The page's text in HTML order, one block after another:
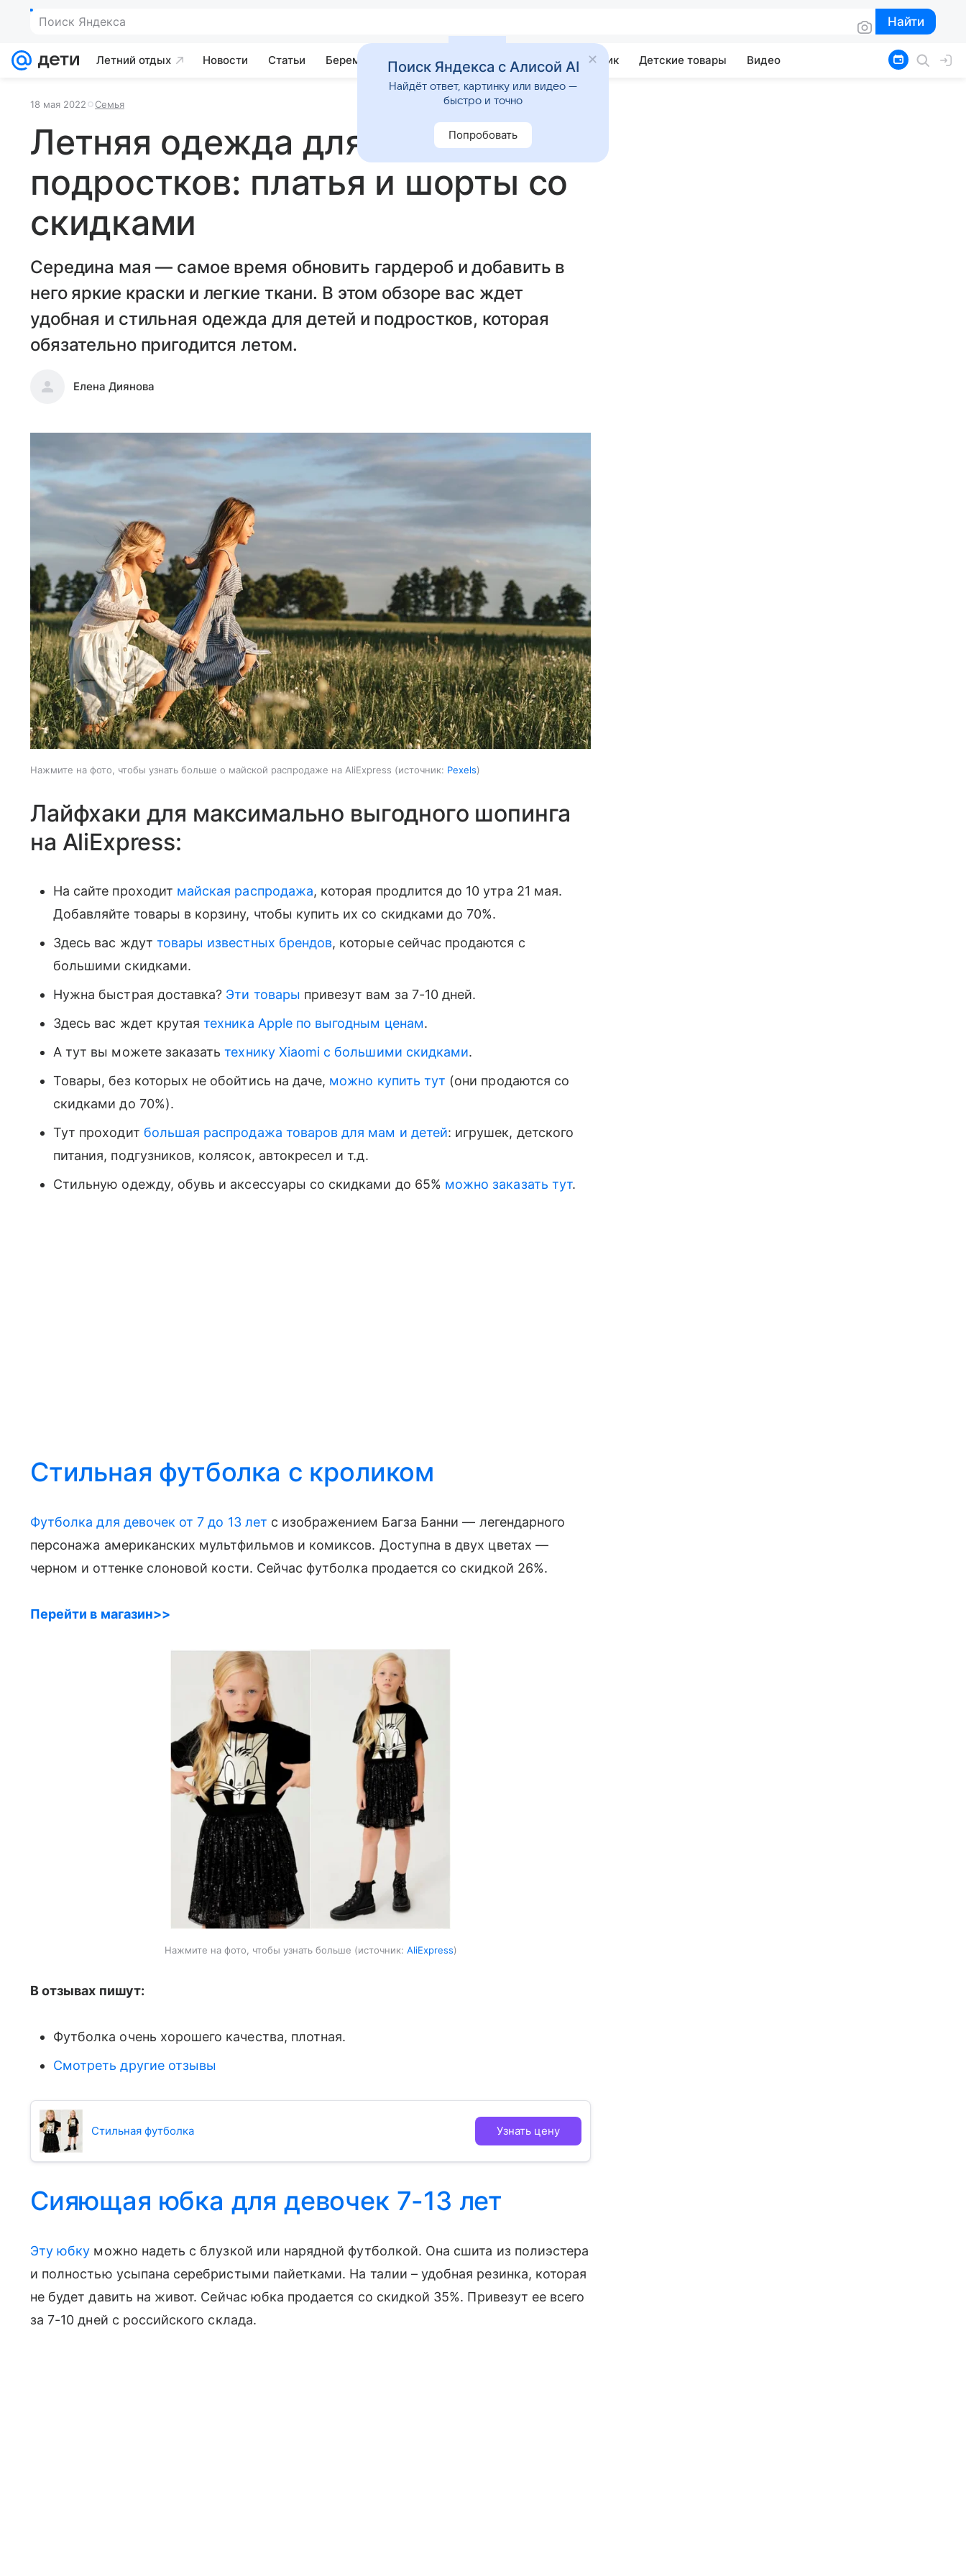
Поиск Яндекса Найти
Найти
Летний отдых Новости Статьи Беременность Развитие Почемучка Учебник Детские товары Видео
18 мая 2022 Семья
Летняя одежда для детей и
подростков: платья и шорты со
скидками
Середина мая — самое время обновить гардероб и добавить в
него яркие краски и легкие ткани. В этом обзоре вас ждет
удобная и стильная одежда для детей и подростков, которая
обязательно пригодится летом.
Елена Диянова
Нажмите на фото, чтобы узнать больше о майской распродаже на AliExpress источник: Pexels
Лайфхаки для максимально выгодного шопинга
на AliExpress:
На сайте проходит майская распродажа, которая продлится до 10 утра 21 мая.
Добавляйте товары в корзину, чтобы купить их со скидками до 70%.
Здесь вас ждут товары известных брендов, которые сейчас продаются с
большими скидками.
Нужна быстрая доставка? Эти товары привезут вам за 7-10 дней.
Здесь вас ждет крутаятехника Apple по выгодным ценам.
А тут вы можете заказатьтехнику Xiaomi с большими скидками.
Товары, без которых не обойтись на даче, можно купить тут (они продаются со
скидками до 70%).
Тут проходит большая распродажа товаров для мам и детей: игрушек, детского
питания, подгузников, колясок, автокресел и т.д.
Стильную одежду, обувь и аксессуары со скидками до 65% можно заказать тут.
Стильная футболка с кроликом
Футболка для девочек от 7 до 13 лет с изображением Багза Банни — легендарного
персонажа американских мультфильмов и комиксов. Доступна в двух цветах —
черном и оттенке слоновой кости. Сейчас футболка продается со скидкой 26%.
Перейти в магазин>>
Нажмите на фото, чтобы узнать больше источник: AliExpress
В отзывах пишут:
Футболка очень хорошего качества, плотная.
Смотреть другие отзывы
Стильная футболка Узнать цену
Сияющая юбка для девочек 7-13 лет
Эту юбку можно надеть с блузкой или нарядной футболкой. Она сшита из полиэстера
и полностью усыпана серебристыми пайетками. На талии – удобная резинка, которая
не будет давить на живот. Сейчас юбка продается со скидкой 35%. Привезут ее всего
за 7-10 дней с российского склада.
Поиск Яндекса с Алисой AI
Найдёт ответ, картинку или видео —
быстро и точно
Попробовать